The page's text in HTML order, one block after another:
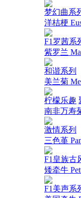
梦幻曲系
洋桔梗
F1罗茜系
紫罗兰
和谐系列
美兰菊
柠檬乐趣
南非万寿
激情系列
三色堇
F1皇族古
矮牵牛
F1美声系